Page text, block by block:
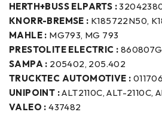
HERTH+BUSS ELPARTS :
KNORR-BREMSE : K185722N50,
MAHLE : MG793, MG 793
PRESTOLITE ELECTRIC :
SAMPA : 205402, 205.402
TRUCKTEC AUTOMOTIVE :
UNIPOINT :ALT2110C, ALT-2110C,
VALEO : 437482